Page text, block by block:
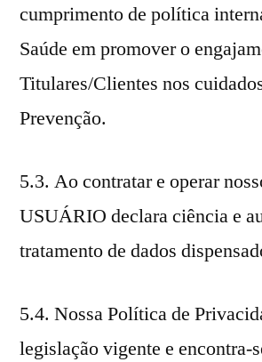
cumprimento de política
Saúde em promover o
Titulares/Clientes nos
Prevenção.
5.3. Ao contratar e operar
USUÁRIO declara ciência e
tratamento de dados
5.4. Nossa Política de
legislação vigente e encontra-